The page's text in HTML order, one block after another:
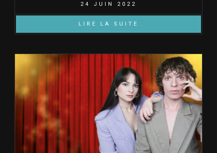
24 JUIN 2022
LIRE LA SUITE